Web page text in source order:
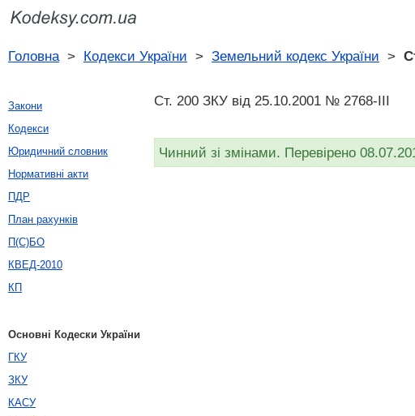
Головна> Кодекси України > Земельний кодекс України >
Ст. 200 ЗКУ від 25.10.2001 № 2768-III
Чинний зі змінами. Перевірено
Закони
Кодекси
Юридичний словник
Нормативні акти
ПДР
План рахунків
П(С)БО
КВЕД-2010
КП
Основні Кодески України
ГКУ
ЗКУ
КАСУ